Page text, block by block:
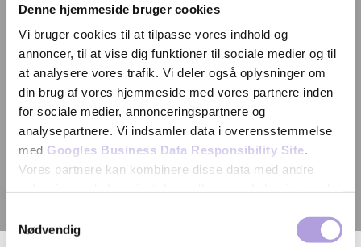
Denne hjemmeside bruger cookies
Vi bruger cookies til at tilpasse vores indhold og
annoncer, til at vise dig funktioner til sociale medier og til
at analysere vores trafik. Vi deler også oplysninger om
din brug af vores hjemmeside med vores partnere inden
for sociale medier, annonceringspartnere og
analysepartnere. Vi indsamler data i overensstemmelse
med Googles Business Data Responsibility Site.
Vores partnere kan kombinere disse data med andre
Nødvendig